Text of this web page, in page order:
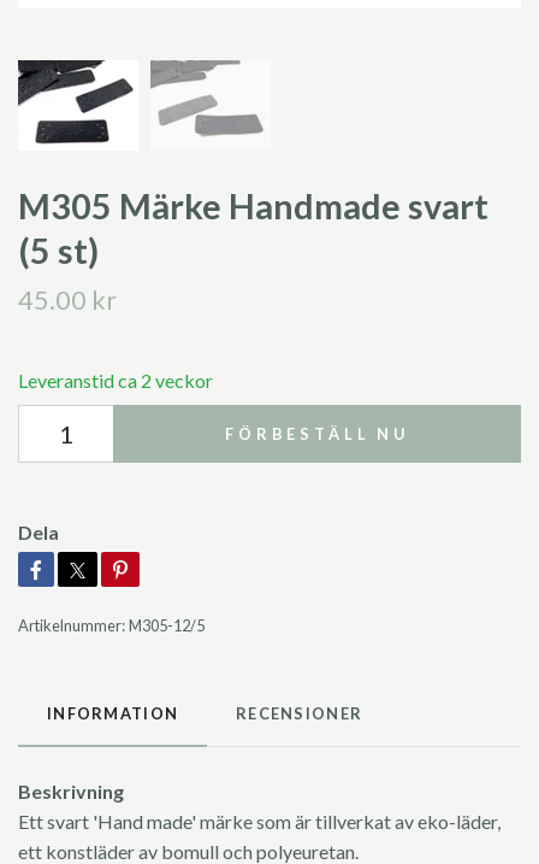
M305 Märke Handmade svart
(5 st)
45.00 kr
Leveranstid ca 2 veckor
FÖRBESTÄLL NU
Dela
Artikelnummer:M305-12/5
INFORMATION RECENSIONER
Beskrivning
Ett svart 'Hand made' märke som är tillverkat av eko-läder,
ett konstläder av bomull och polyeuretan.